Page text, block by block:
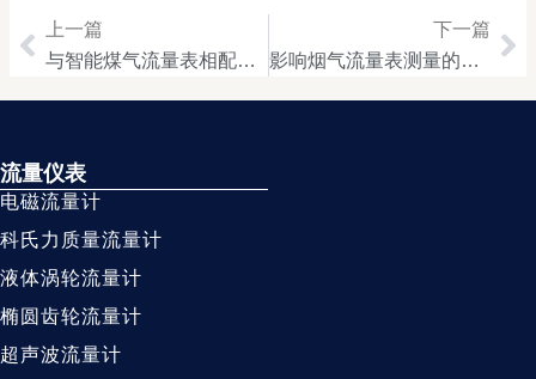
Prev
上一篇
与智能煤气流量表相配套二次仪表的正确选择与安装
下一篇
影响烟气流量表测量的因素及解决此类问题的途径
流量仪表
电磁流量计
科氏力质量流量计
液体涡轮流量计
椭圆齿轮流量计
超声波流量计